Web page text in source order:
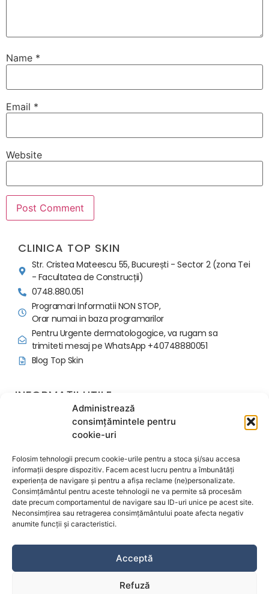
Administrează
consimțămintele pentru
cookie-uri
Folosim tehnologii precum cookie-urile pentru a stoca și/sau accesa
informații despre dispozitiv. Facem acest lucru pentru a îmbunătăți
experiența de navigare și pentru a afișa reclame (ne)personalizate.
Consimțământul pentru aceste tehnologii ne va permite să procesăm
date precum comportamentul de navigare sau ID-uri unice pe acest site.
Neconsimțirea sau retragerea consimțământului poate afecta negativ
anumite funcții și caracteristici.
Acceptă
Refuză
Name *
Email *
Website
CLINICA TOP SKIN
Str. Cristea Mateescu 55, București - Sector 2 (zona Tei
- Facultatea de Construcții)
0748.880.051
Programari Informatii NON STOP,
Orar numai in baza programarilor
Pentru Urgente dermatologogice, va rugam sa
trimiteti mesaj pe WhatsApp +40748880051
Blog Top Skin
INFORMAȚII UTILE
Politica programari si avans
Regulament Ordine Interioara
Contactează-ne
Despre noi
Termeni și condiții
Politica de confidențialitate
Politica de cookie-uri
Acord Informat Proceduri